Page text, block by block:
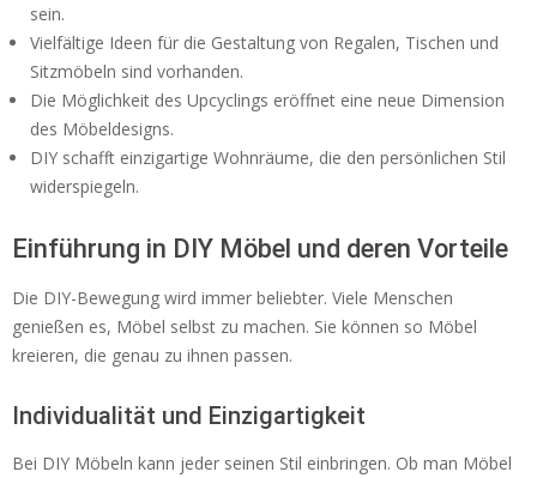
sein.
Vielfältige Ideen für die Gestaltung von Regalen, Tischen und
Sitzmöbeln sind vorhanden.
Die Möglichkeit des Upcyclings eröffnet eine neue Dimension
des Möbeldesigns.
DIY schafft einzigartige Wohnräume, die den persönlichen Stil
widerspiegeln.
Einführung in DIY Möbel und deren Vorteile
Die DIY-Bewegung wird immer beliebter. Viele Menschen
genießen es, Möbel selbst zu machen. Sie können so Möbel
kreieren, die genau zu ihnen passen.
Individualität und Einzigartigkeit
Bei DIY Möbeln kann jeder seinen Stil einbringen. Ob man Möbel